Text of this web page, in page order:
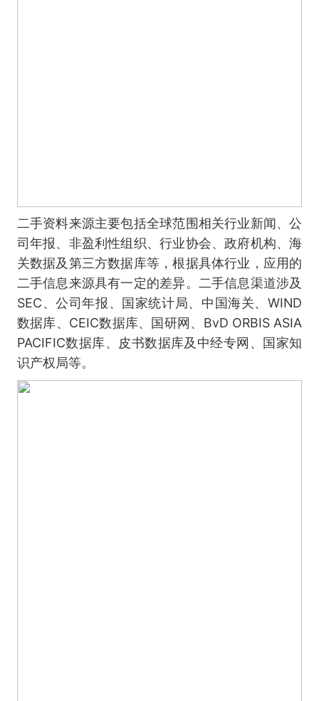
二手资料来源主要包括全球范围相关行业新闻、公
司年报、非盈利性组织、行业协会、政府机构、海
关数据及第三方数据库等，根据具体行业，应用的
二手信息来源具有一定的差异。二手信息渠道涉及
SEC、公司年报、国家统计局、中国海关、WIND
数据库、CEIC数据库、国研网、BvD ORBIS ASIA
PACIFIC数据库、皮书数据库及中经专网、国家知
识产权局等。